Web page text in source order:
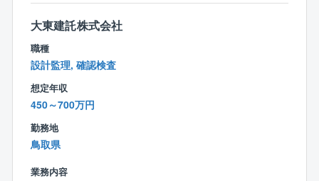
公平な評価制度を定めています。
■平均年収は863万円！平均の残業時間は30時間程度と
待遇並びにワークライフバランスの改善も図れます。
■部署ごとに分かれてはいますが、部門としては幅広い
対象物を扱っている為、様々な建築物に携わるチャン
スも有ります！
大東建託株式会社
職種
設計監理, 確認検査
想定年収
450～700万円
勤務地
鳥取県
業務内容